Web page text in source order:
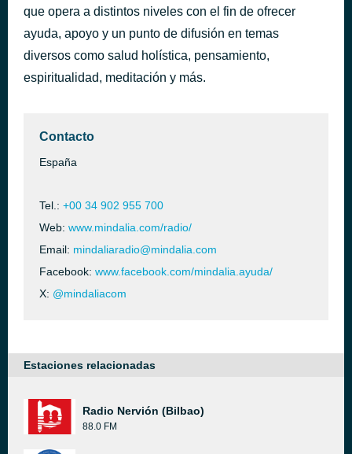
que opera a distintos niveles con el fin de ofrecer
ayuda, apoyo y un punto de difusión en temas
diversos como salud holística, pensamiento,
espiritualidad, meditación y más.
Contacto
España
Tel.: +00 34 902 955 700
Web: www.mindalia.com/radio/
Email: mindaliaradio@mindalia.com
Facebook: www.facebook.com/mindalia.ayuda/
X: @mindaliacom
Estaciones relacionadas
Radio Nervión (Bilbao)
88.0 FM